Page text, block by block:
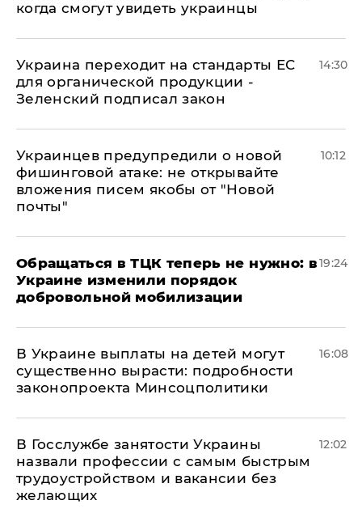
когда смогут увидеть украинцы
Украина переходит на стандарты ЕС
для органической продукции -
Зеленский подписал закон
14:30
Украинцев предупредили о новой
фишинговой атаке: не открывайте
вложения писем якобы от "Новой
почты"
10:12
Обращаться в ТЦК теперь не нужно: в
Украине изменили порядок
добровольной мобилизации
19:24
В Украине выплаты на детей могут
существенно вырасти: подробности
законопроекта Минсоцполитики
16:08
В Госслужбе занятости Украины
назвали профессии с самым быстрым
трудоустройством и вакансии без
желающих
12:02